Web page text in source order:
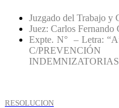
Juzgado del Trabajo y
Juez: Carlos Fernando
Expte. N° – Letra:
C/
RESOLUCION